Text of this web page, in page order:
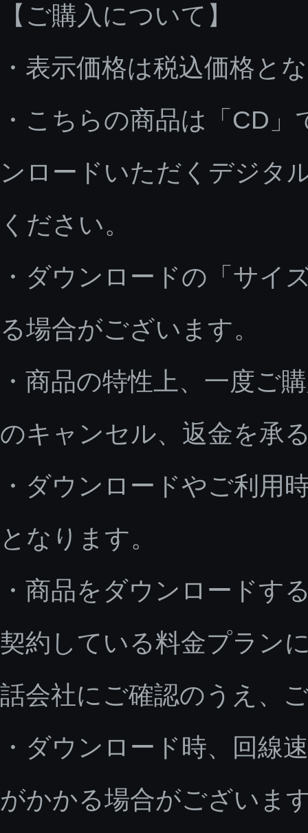
【ご購入について】
・表示価格は税込価格と
・こちらの商品は「CD
ンロードいただくデジタ
ください。
・ダウンロードの「サイ
る場合がございます。
・商品の特性上、一度ご
のキャンセル、返金を承
・ダウンロードやご利用
となります。
・商品をダウンロードす
契約している料金プラン
話会社にご確認のうえ、
・ダウンロード時、回線
がかかる場合がございま